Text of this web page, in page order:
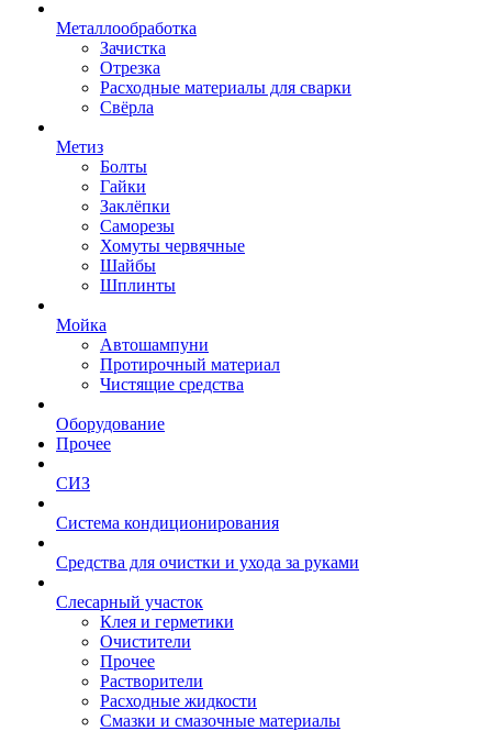
Металлообработка
Зачистка
Отрезка
Расходные материалы для сварки
Свёрла
Метиз
Болты
Гайки
Заклёпки
Саморезы
Хомуты червячные
Шайбы
Шплинты
Мойка
Автошампуни
Протирочный материал
Чистящие средства
Оборудование
Прочее
СИЗ
Система кондиционирования
Средства для очистки и ухода за руками
Слесарный участок
Клея и герметики
Очистители
Прочее
Растворители
Расходные жидкости
Смазки и смазочные материалы